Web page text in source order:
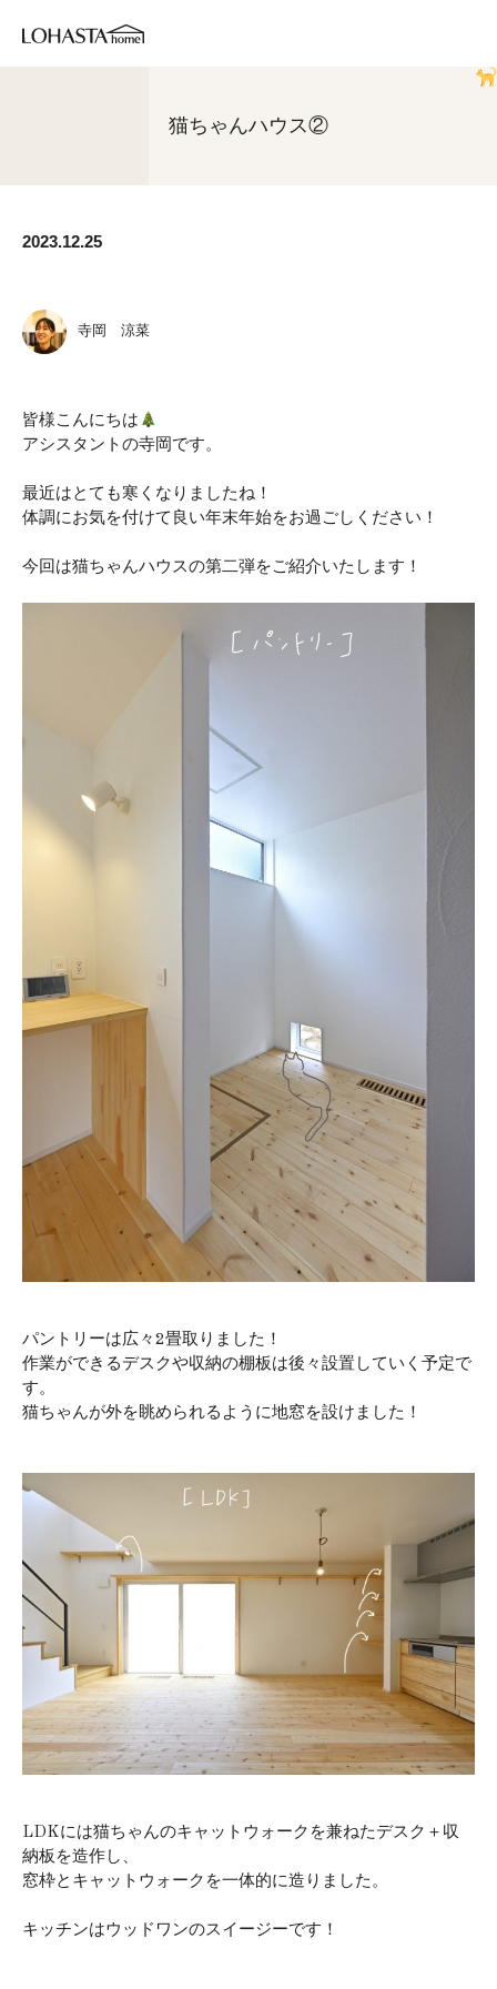
猫ちゃんハウス②
2023.12.25
寺岡 涼菜
皆様こんにちは
アシスタントの寺岡です。
最近はとても寒くなりましたね！
体調にお気を付けて良い年末年始をお過ごしください！
今回は猫ちゃんハウスの第二弾をご紹介いたします！
パントリーは広々2畳取りました！
作業ができるデスクや収納の棚板は後々設置していく予定で
す。
猫ちゃんが外を眺められるように地窓を設けました！
LDKには猫ちゃんのキャットウォークを兼ねたデスク＋収
納板を造作し、
窓枠とキャットウォークを一体的に造りました。
キッチンはウッドワンのスイージーです！